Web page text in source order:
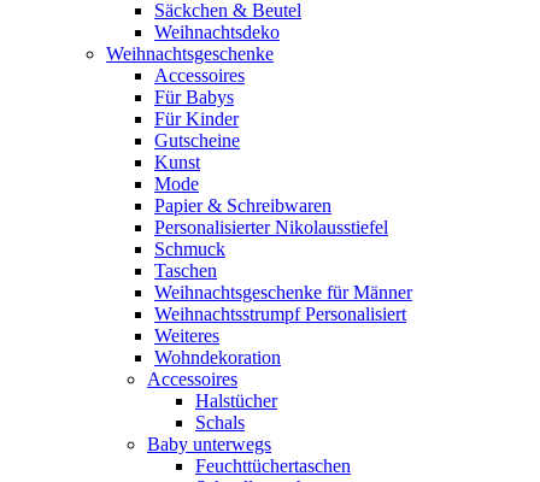
Säckchen & Beutel
Weihnachtsdeko
Weihnachtsgeschenke
Accessoires
Für Babys
Für Kinder
Gutscheine
Kunst
Mode
Papier & Schreibwaren
Personalisierter Nikolausstiefel
Schmuck
Taschen
Weihnachtsgeschenke für Männer
Weihnachtsstrumpf Personalisiert
Weiteres
Wohndekoration
Accessoires
Halstücher
Schals
Baby unterwegs
Feuchttüchertaschen